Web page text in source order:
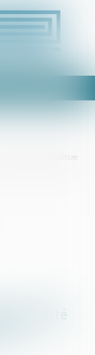
valeur supplétive